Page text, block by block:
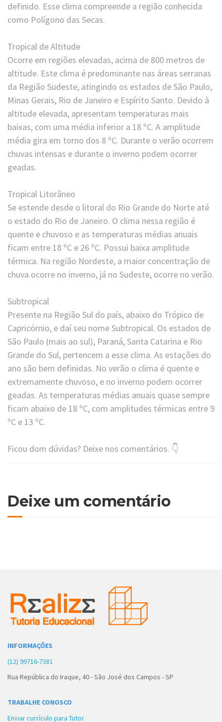
definido. Esse clima compreende a região conhecida
como Polígono das Secas.
Tropical de Altitude
Ocorre em regiões elevadas, acima de 800 metros de
altitude. Este clima é predominante nas áreas serranas
da Região Sudeste, atingindo os estados de São Paulo,
Minas Gerais, Rio de Janeiro e Espírito Santo. Devido à
altitude elevada, apresentam temperaturas mais
baixas, com uma média inferior a 18 ºC. A amplitude
média gira em torno dos 8 ºC. Durante o verão ocorrem
chuvas intensas e durante o inverno podem ocorrer
geadas.
Tropical Litorâneo
Se estende desde o litoral do Rio Grande do Norte até
o estado do Rio de Janeiro. O clima nessa região é
quente e chuvoso e as temperaturas médias anuais
ficam entre 18 ºC e 26 ºC. Possui baixa amplitude
térmica. Na região Nordeste, a maior concentração de
chuva ocorre no inverno, já no Sudeste, ocorre no verão.
Subtropical
Presente na Região Sul do país, abaixo do Trópico de
Capricórnio, e daí seu nome Subtropical. Os estados de
São Paulo (mais ao sul), Paraná, Santa Catarina e Rio
Grande do Sul, pertencem a esse clima. As estações do
ano são bem definidas. No verão o clima é quente e
extremamente chuvoso, e no inverno podem ocorrer
geadas. As temperaturas médias anuais quase sempre
ficam abaixo de 18 ºC, com amplitudes térmicas entre 9
ºC e 13 ºC.
Ficou dom dúvidas? Deixe nos comentários. 👇
Deixe um comentário
INFORMAÇÕES
(12) 99716-7381
Rua República do Iraque, 40 - São José dos Campos - SP
TRABALHE CONOSCO
Enviar currículo para Tutor